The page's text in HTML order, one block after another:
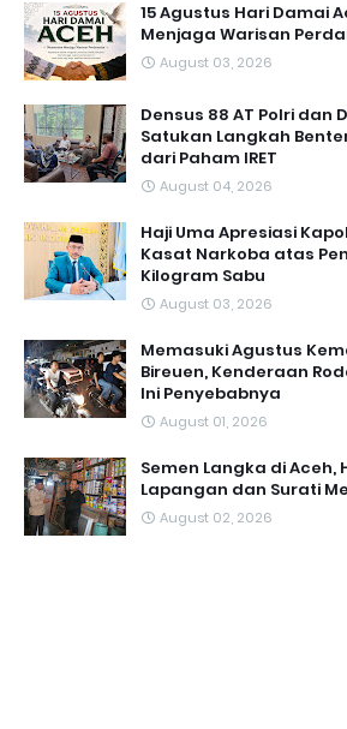
15 Agustus Hari Damai
Menjaga Warisan
August 03, 2026
Densus 88 AT Polri dan
Satukan Langkah
dari Paham IRET
August 04, 2026
Haji Uma Apresiasi
Kasat Narkoba atas
Kilogram Sabu
August 03, 2026
Memasuki Agustus
Bireuen, Kenderaan
Ini Penyebabnya
August 01, 2026
Semen Langka di Aceh,
Lapangan dan Surati
August 02, 2026